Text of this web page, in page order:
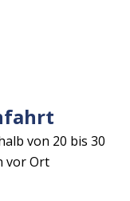
von 20 bis 30
vor Ort